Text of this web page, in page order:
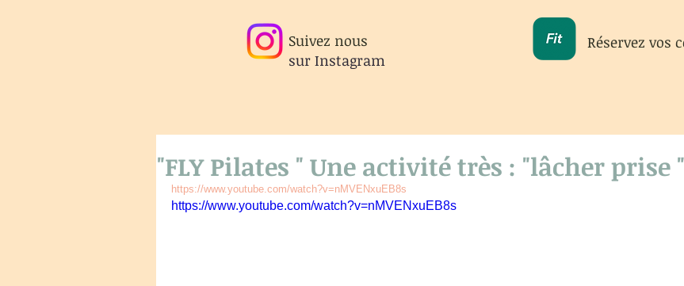
Suivez nous
sur Instagram
Réservez vos
"FLY Pilates " Une activité très : "lâcher prise "
https://www.youtube.com/watch?v=nMVENxuEB8s
https://www.youtube.com/watch?v=nMVENxuEB8s